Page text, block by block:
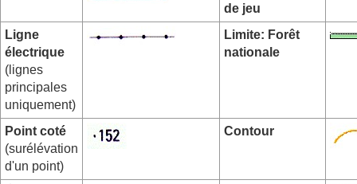
de jeu
Ligne
électrique
(lignes
principales
uniquement)
Limite: Forêt
nationale
Point coté
(surélévation
d'un point)
Contour